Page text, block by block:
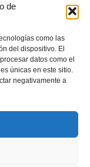
de
como las
del dispositivo. El
datos como el
únicas en este sitio.
negativamente a